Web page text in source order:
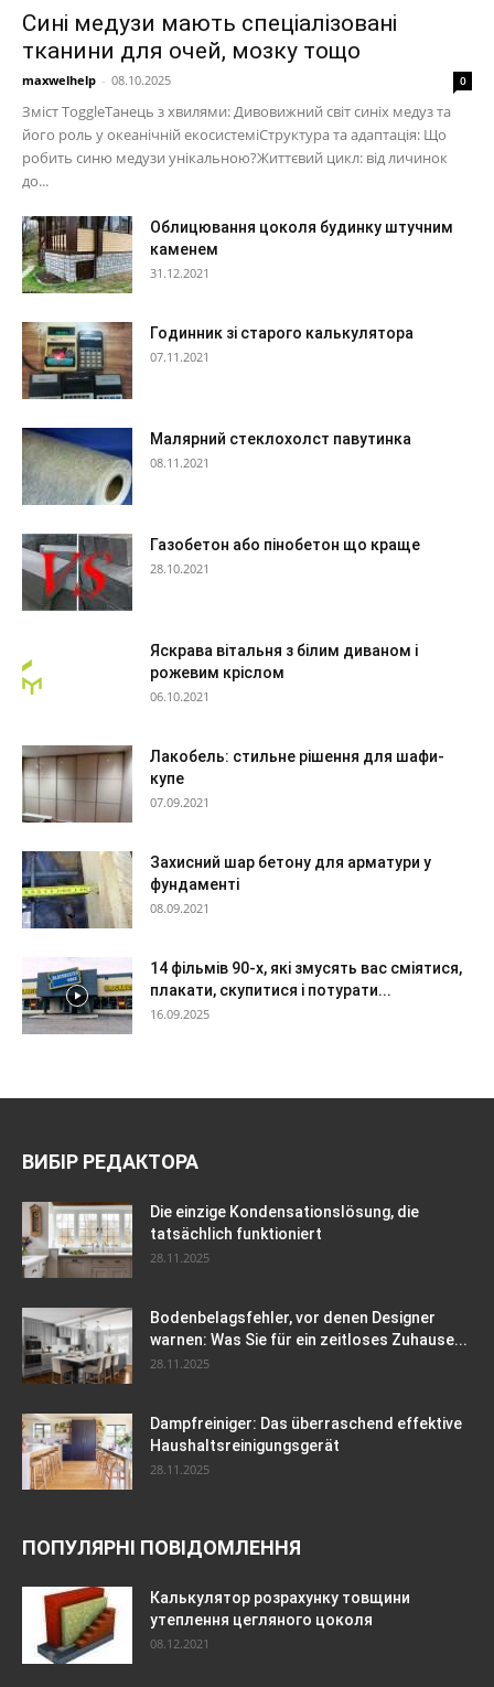
Сині медузи мають спеціалізовані
тканини для очей, мозку тощо
maxwelhelp - 08.10.2025 0
Зміст ToggleТанець з хвилями: Дивовижний світ синіх медуз та
його роль у океанічній екосистеміСтруктура та адаптація: Що
робить синю медузи унікальною?Життєвий цикл: від личинок
до...
Облицювання цоколя будинку штучним
каменем
31.12.2021
Годинник зі старого калькулятора
07.11.2021
Малярний стеклохолст павутинка
08.11.2021
Газобетон або пінобетон що краще
28.10.2021
Яскрава вітальня з білим диваном і
рожевим кріслом
06.10.2021
Лакобель: стильне рішення для шафи-
купе
07.09.2021
Захисний шар бетону для арматури у
фундаменті
08.09.2021
14 фільмів 90-х, які змусять вас сміятися,
плакати, скупитися і потурати...
16.09.2025
ВИБІР РЕДАКТОРА
Die einzige Kondensationslösung, die
tatsächlich funktioniert
28.11.2025
Bodenbelagsfehler, vor denen Designer
warnen: Was Sie für ein zeitloses Zuhause...
28.11.2025
Dampfreiniger: Das überraschend effektive
Haushaltsreinigungsgerät
28.11.2025
ПОПУЛЯРНІ ПОВІДОМЛЕННЯ
Калькулятор розрахунку товщини
утеплення цегляного цоколя
08.12.2021